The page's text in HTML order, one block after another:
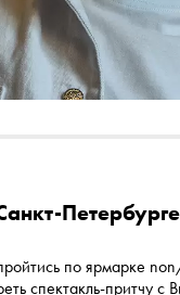
по ярмарке
спектакль-притчу с